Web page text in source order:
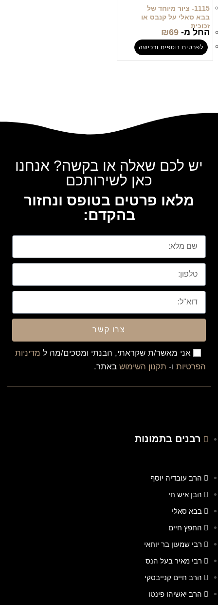
1115- ציור מיוחד של
בבא סאלי על קנבס או
זכוכית
החל מ- ₪69
לפרטים נוספים ורכישה
יש לכם שאלה או בקשה? אנחנו
כאן לשירותכם
מלאו פרטים בטופס ונחזור
בהקדם:
אני מאשר/ת שקראתי, הבנתי ומסכים/מה ל מדיניות
הפרטיות ו- תקנון השימוש באתר.
צרו קשר
רבנים בתמונות
הרב עובדיה יוסף
הבן איש חי
בבא סאלי
החפץ חיים
רבי שמעון בר יוחאי
רבי מאיר בעל הנס
הרב חיים קנייבסקי
הרב יאשיהו פינטו